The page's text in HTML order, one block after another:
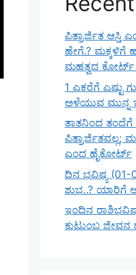
ಪಿತ್ರಾರ್ಜಿತ ಆಸ್ತಿ
ಹೇಗೆ.? ಮಕ್ಕಳಿಗೆ
ಮಹತ್ವದ ಕೋರ್ಟ್
1 ಎಕರೆಗೆ ಎಷ್ಟು
ಅಳೆಯುವ ಮುನ್ನ
ತಾತನಿಂದ ತಂದೆಗೆ
ಪಿತ್ರಾರ್ಜಿತವಲ್ಲ;
ಎಂದ ಹೈಕೋರ್ಟ್
ದಿನ ಭವಿಷ್ಯ (01-
ಶುಭ..? ಯಾರಿಗೆ
ಇಂದಿನ
ಕುಟುಂಬ ಜೀವನ